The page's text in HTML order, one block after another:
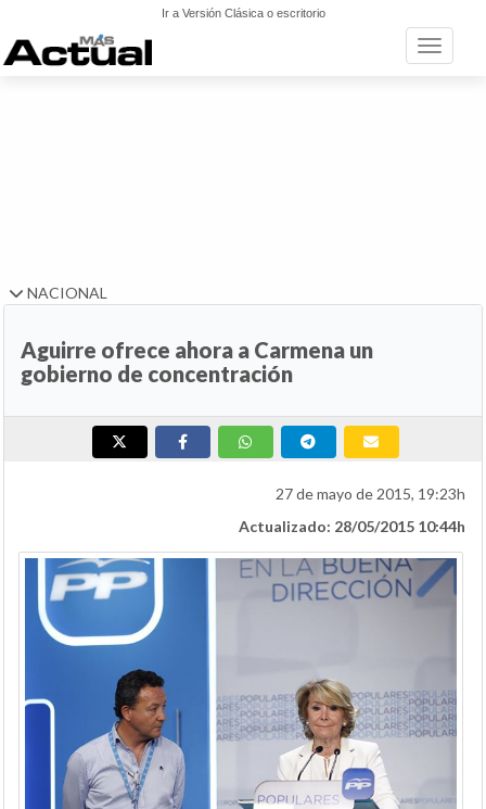
Ir a Versión Clásica o escritorio
Toggle
NACIONAL
Aguirre ofrece ahora a Carmena un
gobierno de concentración
27 de mayo de 2015, 19:23h
Actualizado: 28/05/2015 10:44h